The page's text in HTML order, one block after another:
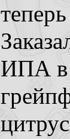
ИПА в